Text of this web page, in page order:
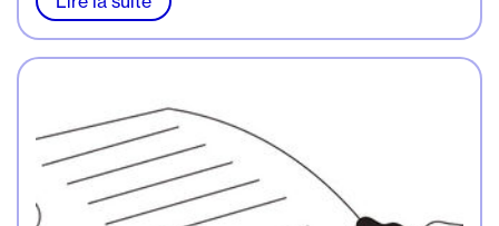
obligations, notre cabinet d’expertise comptable à
Marseille met à leur disposition un guide complet
pédagogique et opérationnel, ce livre blanc
apporte une vision précise du calendrier, des
modalités d’application et des enjeux de cette
réforme.